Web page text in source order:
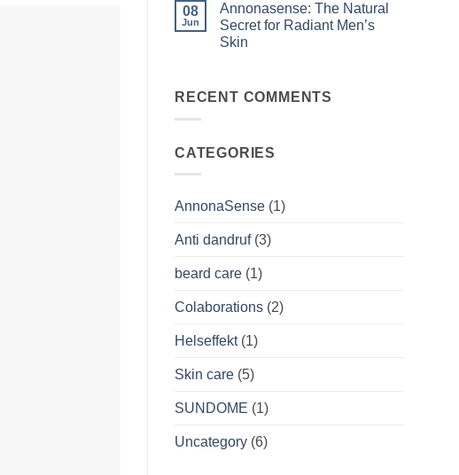
for
your
beard
on
SUNDOME:
Solar
Science
Boosts
Resilience
08
Jun
Annonasense: The Natural
Secret for Radiant Men’s
Skin
Annonasense:
Radiant
RECENT COMMENTS
CATEGORIES
AnnonaSense (1)
Anti dandruf(3)
beard care (1)
Colaborations (2)
Helseffekt(1)
Skin care (5)
SUNDOME (1)
Uncategory (6)